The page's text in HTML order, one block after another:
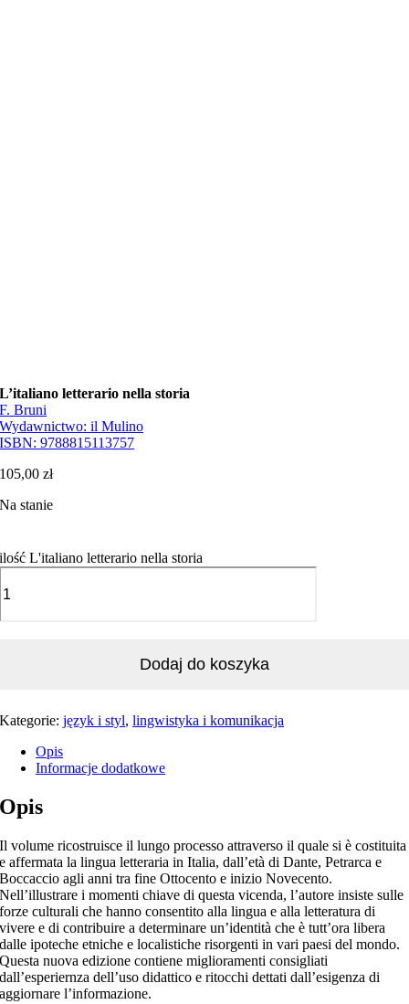
L’italiano letterario nella storia
F. Bruni
Wydawnictwo:il Mulino
ISBN:9788815113757
105,00zł
Na stanie
ilość L'italiano letterario nella storia
Dodaj do koszyka
Kategorie:język i styl,lingwistyka i komunikacja
Opis
Informacje dodatkowe
Opis
Il volume ricostruisce il lungo processo attraverso il quale si è costituita
e affermata la lingua letteraria in Italia, dall’età di Dante, Petrarca e
Boccaccio agli anni tra fine Ottocento e inizio Novecento.
Nell’illustrare i momenti chiave di questa vicenda, l’autore insiste sulle
forze culturali che hanno consentito alla lingua e alla letteratura di
vivere e di contribuire a determinare un’identità che è tutt’ora libera
dalle ipoteche etniche e localistiche risorgenti in vari paesi del mondo.
Questa nuova edizione contiene miglioramenti consigliati
dall’esperiernza dell’uso didattico e ritocchi dettati dall’esigenza di
aggiornare l’informazione.